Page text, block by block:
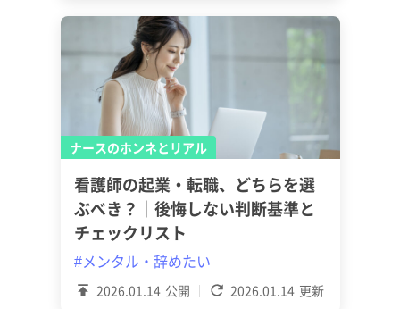
ナースのホンネとリアル
2026.01.14 公開 2026.01.14 更新
看護師の起業・転職、どちらを選
ぶべき？｜後悔しない判断基準と
チェックリスト
#メンタル・辞めたい